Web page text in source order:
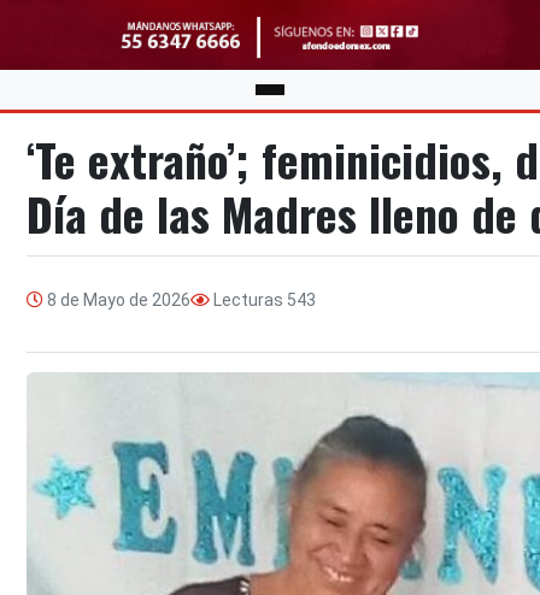
‘Te extraño’; feminicidios,
Día de las Madres lleno de
8 de Mayo de 2026 Lecturas 543